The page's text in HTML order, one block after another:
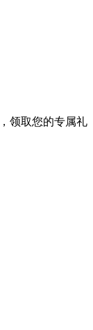
领取您的专属礼